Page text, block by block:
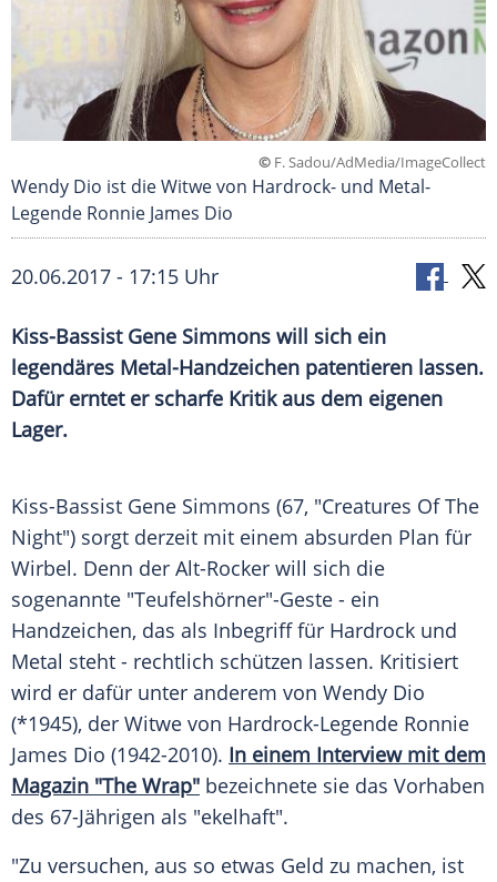
© F. Sadou/AdMedia/ImageCollect
Wendy Dio ist die Witwe von Hardrock- und Metal-
Legende Ronnie James Dio
20.06.2017 - 17:15 Uhr
Kiss-Bassist Gene Simmons will sich ein
legendäres Metal-Handzeichen patentieren lassen.
Dafür erntet er scharfe Kritik aus dem eigenen
Lager.
Kiss-Bassist Gene Simmons (67, "Creatures Of The
Night") sorgt derzeit mit einem absurden Plan für
Wirbel. Denn der Alt-Rocker will sich die
sogenannte "Teufelshörner"-Geste - ein
Handzeichen, das als Inbegriff für Hardrock und
Metal steht - rechtlich schützen lassen. Kritisiert
wird er dafür unter anderem von Wendy Dio
(*1945), der Witwe von Hardrock-Legende Ronnie
James Dio (1942-2010). In einem Interview mit dem
Magazin "The Wrap" bezeichnete sie das Vorhaben
des 67-Jährigen als "ekelhaft".
"Zu versuchen, aus so etwas Geld zu machen, ist